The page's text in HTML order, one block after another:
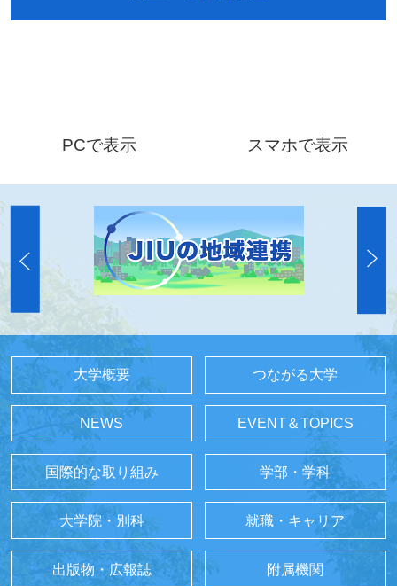
PCで表示 スマホで表示
大学概要 つながる大学
NEWS EVENT＆TOPICS
国際的な取り組み 学部・学科
大学院・別科 就職・キャリア
出版物・広報誌 附属機関